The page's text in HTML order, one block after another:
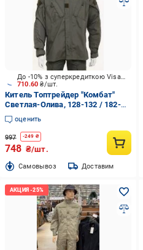
710.60₴/шт.
До -10% з суперкредиткою Visa Вигода
Китель Топтрейдер "Комбат"
Светлая-Олива, 128-132 / 182-
188cм р.3XL
оценить
997 -249 ₴
748 ₴/шт.
Cамовывоз Доставим